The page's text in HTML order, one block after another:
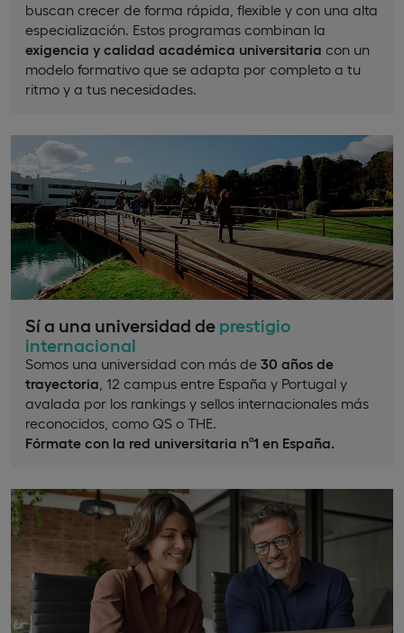
buscan crecer de forma rápida, flexible y con una alta
especialización. Estos programas combinan la
exigencia y calidad académica universitaria con un
modelo formativo que se adapta por completo a tu
ritmo y a tus necesidades.
Sí a una universidad de prestigio
internacional
Somos una universidad con más de 30 años de
trayectoria , 12 campus entre España y Portugal y
avalada por los rankings y sellos internacionales más
reconocidos, como QS o THE.
Fórmate con la red universitaria nº1 en España.